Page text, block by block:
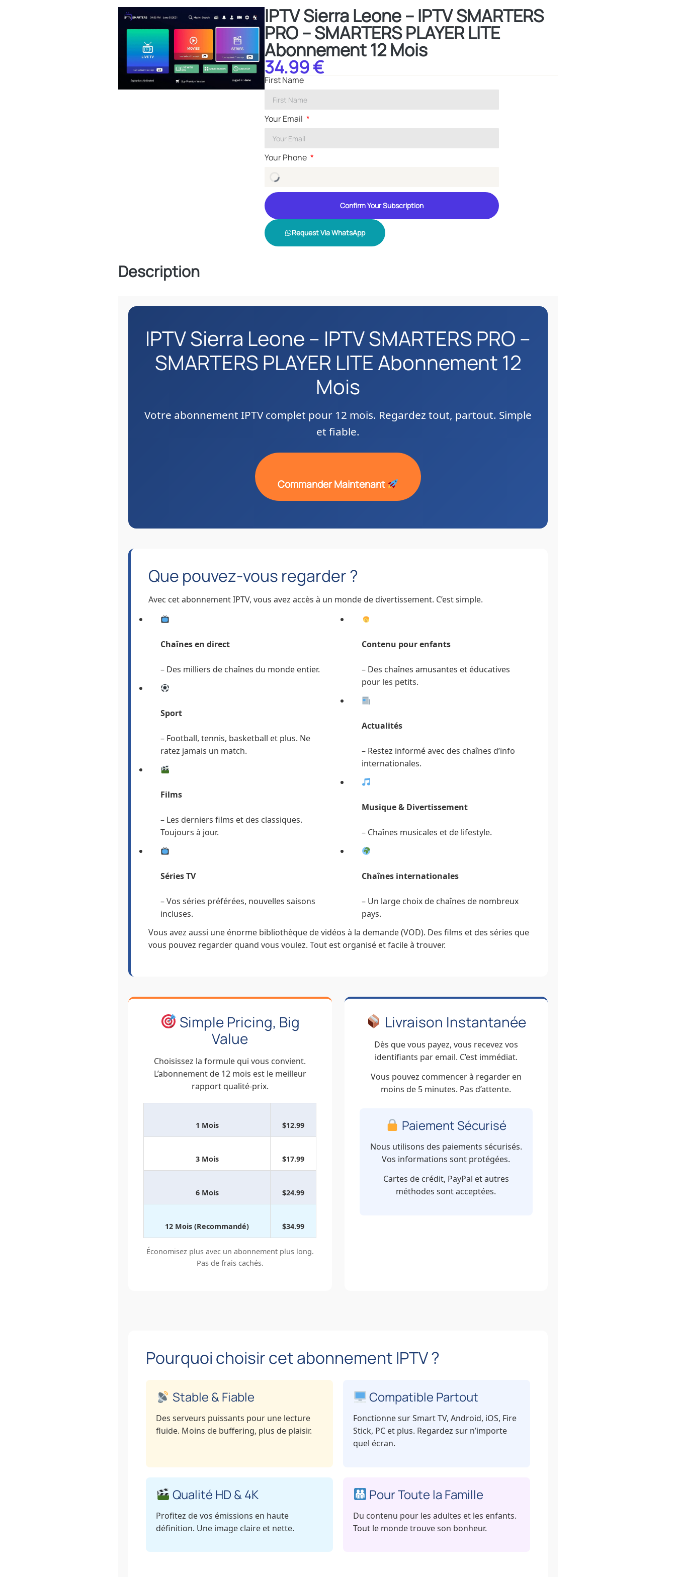
IPTV Sierra Leone – IPTV SMARTERS
PRO – SMARTERS PLAYER LITE
Abonnement 12 Mois
34.99 €
First Name
Your Email
Your Phone
Confirm Your Subscription
Request Via WhatsApp
Description
IPTV Sierra Leone – IPTV SMARTERS PRO –
SMARTERS PLAYER LITE Abonnement 12
Mois
Votre abonnement IPTV complet pour 12 mois. Regardez tout, partout. Simple
et fiable.
Commander Maintenant
Que pouvez-vous regarder ?
Avec cet abonnement IPTV, vous avez accès à un monde de divertissement. C’est simple.
Chaînes en direct
– Des milliers de chaînes du monde entier.
Sport
– Football, tennis, basketball et plus. Ne
ratez jamais un match.
Films
– Les derniers films et des classiques.
Toujours à jour.
Séries TV
– Vos séries préférées, nouvelles saisons
incluses.
Contenu pour enfants
– Des chaînes amusantes et éducatives
pour les petits.
Actualités
– Restez informé avec des chaînes d’info
internationales.
Musique & Divertissement
– Chaînes musicales et de lifestyle.
Chaînes internationales
– Un large choix de chaînes de nombreux
pays.
Vous avez aussi une énorme bibliothèque de vidéos à la demande (VOD). Des films et des séries que
vous pouvez regarder quand vous voulez. Tout est organisé et facile à trouver.
Simple Pricing, Big
Value
Choisissez la formule qui vous convient.
L’abonnement de 12 mois est le meilleur
rapport qualité-prix.
1 Mois $12.99
3 Mois $17.99
6 Mois $24.99
12 Mois (Recommandé) $34.99
Économisez plus avec un abonnement plus long.
Pas de frais cachés.
Livraison Instantanée
Dès que vous payez, vous recevez vos
identifiants par email. C’est immédiat.
Vous pouvez commencer à regarder en
moins de 5 minutes. Pas d’attente.
Paiement Sécurisé
Nous utilisons des paiements sécurisés.
Vos informations sont protégées.
Cartes de crédit, PayPal et autres
méthodes sont acceptées.
Pourquoi choisir cet abonnement IPTV ?
Stable & Fiable
Des serveurs puissants pour une lecture
fluide. Moins de buffering, plus de plaisir.
Compatible Partout
Fonctionne sur Smart TV, Android, iOS, Fire
Stick, PC et plus. Regardez sur n’importe
quel écran.
Qualité HD & 4K
Profitez de vos émissions en haute
définition. Une image claire et nette.
Pour Toute la Famille
Du contenu pour les adultes et les enfants.
Tout le monde trouve son bonheur.